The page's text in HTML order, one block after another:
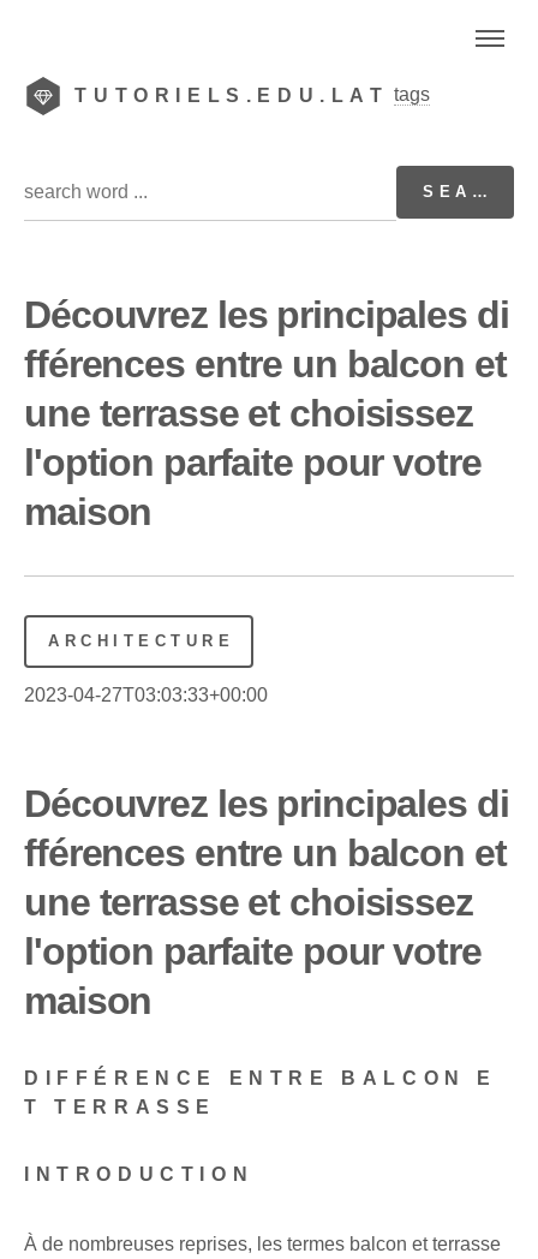
TUTORIELS.EDU.LAT tags
Découvrez les principales di
fférences entre un balcon et
une terrasse et choisissez
l'option parfaite pour votre
maison
ARCHITECTURE
2023-04-27T03:03:33+00:00
Découvrez les principales di
fférences entre un balcon et
une terrasse et choisissez
l'option parfaite pour votre
maison
DIFFÉRENCE ENTRE BALCON E
T TERRASSE
INTRODUCTION
À de nombreuses reprises, les termes balcon et terrasse